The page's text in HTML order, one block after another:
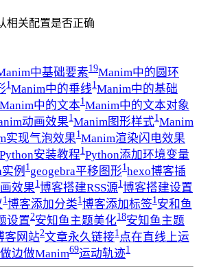
相关配置是否正确
中基础要素19Manim中的圆环
1Manim中的垂线1Manim中的基础
Manim中的文本1Manim中的文本对象
动画效果1Manim图形样式1Manim
实现气泡效果1Manim渲染闪电效果
Python安装教程1Python添加环境变量
例 1geogebra平移图形1hexo博客插
效果1博客搭建RSS源1博客搭建设置
1博客添加分类1博客添加标签1安和鱼
设置2安知鱼主题美化18安知鱼主题
客网站2文章永久链接1点在直线上运
边做Manim69运动轨迹1